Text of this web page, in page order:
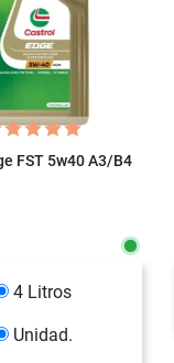
FST 5w40 A3/B4
4 Litros
Unidad.